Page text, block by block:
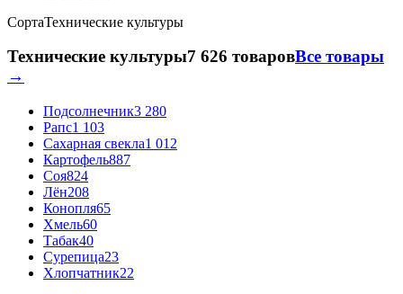
СортаТехнические культуры
Технические культуры7 626 товаровВсе товары
→
Подсолнечник3 280
Рапс1 103
Сахарная свекла1 012
Картофель887
Соя824
Лён208
Конопля65
Хмель60
Табак40
Сурепица23
Хлопчатник22